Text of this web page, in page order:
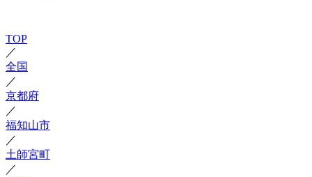
TOP
／
全国
／
京都府
／
福知山市
／
土師宮町
／